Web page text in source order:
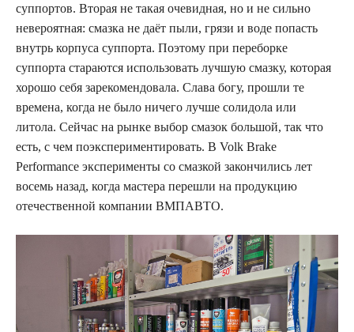
суппортов. Вторая не такая очевидная, но и не сильно
невероятная: смазка не даёт пыли, грязи и воде попасть
внутрь корпуса суппорта. Поэтому при переборке
суппорта стараются использовать лучшую смазку, которая
хорошо себя зарекомендовала. Слава богу, прошли те
времена, когда не было ничего лучше солидола или
литола. Сейчас на рынке выбор смазок большой, так что
есть, с чем поэкспериментировать. В Volk Brake
Performance эксперименты со смазкой закончились лет
восемь назад, когда мастера перешли на продукцию
отечественной компании ВМПАВТО.